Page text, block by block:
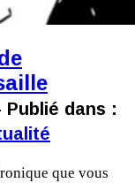
Publié dans :
que vous